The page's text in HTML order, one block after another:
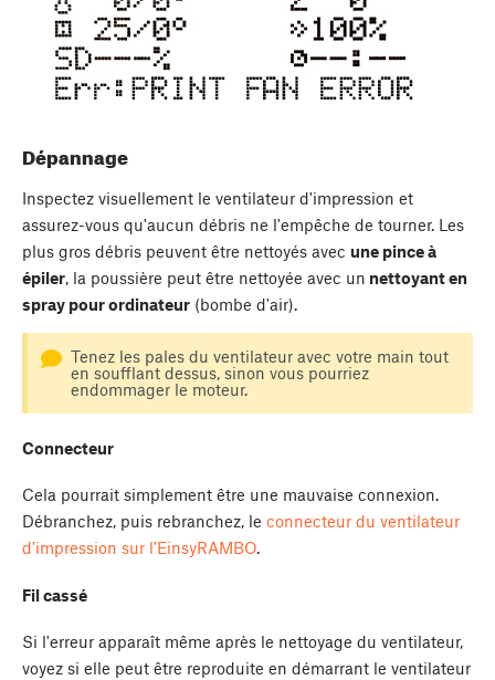
Dépannage
Inspectez visuellement le ventilateur d'impression et
assurez-vous qu'aucun débris ne l'empêche de tourner. Les
plus gros débris peuvent être nettoyés avec une pince à
épiler, la poussière peut être nettoyée avec un nettoyant en
spray pour ordinateur (bombe d'air).
Tenez les pales du ventilateur avec votre main tout
en soufflant dessus, sinon vous pourriez
endommager le moteur.
Connecteur
Cela pourrait simplement être une mauvaise connexion.
Débranchez, puis rebranchez, le connecteur du ventilateur
d'impression sur l'EinsyRAMBO.
Fil cassé
Si l'erreur apparaît même après le nettoyage du ventilateur,
voyez si elle peut être reproduite en démarrant le ventilateur